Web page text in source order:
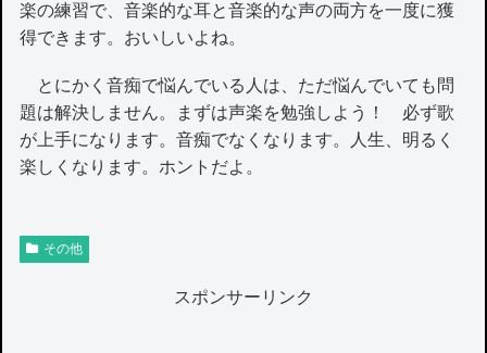
楽の練習で、音楽的な耳と音楽的な声の両方を一度に獲
得できます。おいしいよね。
とにかく音痴で悩んでいる人は、ただ悩んでいても問
題は解決しません。まずは声楽を勉強しよう！ 必ず歌
が上手になります。音痴でなくなります。人生、明るく
楽しくなります。ホントだよ。
その他
スポンサーリンク